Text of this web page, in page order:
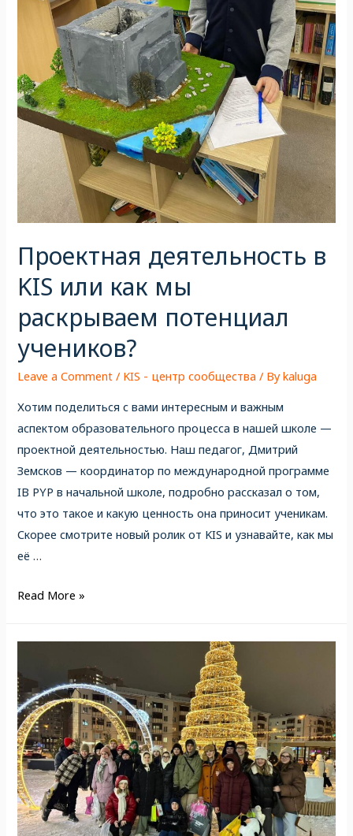
Проектная деятельность в
KIS или как мы
раскрываем потенциал
учеников?
Leave a Comment / KIS - центр сообщества / Bykaluga
Хотим поделиться с вами интересным и важным
аспектом образовательного процесса в нашей школе —
проектной деятельностью. Наш педагог, Дмитрий
Земсков — координатор по международной программе
IB PYP в начальной школе, подробно рассказал о том,
что это такое и какую ценность она приносит ученикам.
Скорее смотрите новый ролик от KIS и узнавайте, как мы
её …
Read More »